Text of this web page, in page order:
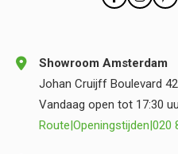
Showroom Amsterdam
Johan Cruijff Boulevard 42
Vandaag open tot 17:30
Route Openingstijden 020